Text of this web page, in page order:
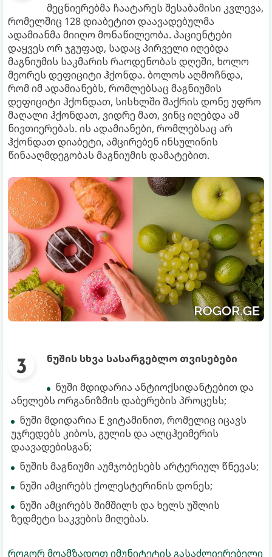
მეცნიერებმა ჩაატარეს შესაბამისი კვლევა,
რომელშიც 128 დიაბეტით დაავადებულმა
ადამიანმა მიიღო მონაწილეობა. პაციენტები
დაყვეს ორ ჯგუფად, სადაც პირველი იღებდა
მაგნიუმის საკმარის რაოდენობას დღეში, ხოლო
მეორეს დეფიციტი ჰქონდა. ბოლოს აღმოჩნდა,
რომ იმ ადამიანებს, რომლებსაც მაგნიუმის
დეფიციტი ჰქონდათ, სისხლში შაქრის დონე უფრო
მაღალი ჰქონდათ, ვიდრე მათ, ვინც იღებდა ამ
ნივთიერებას. ის ადამიანები, რომლებსაც არ
ჰქონდათ დიაბეტი, ამცირებენ ინსულინის
წინააღმდეგობას მაგნიუმის დამატებით.
ნუშის სხვა სასარგებლო თვისებები
ნუში მდიდარია ანტიოქსიდანტებით და
ანელებს ორგანიზმის დაბერების პროცესს;
ნუში მდიდარია E ვიტამინით, რომელიც იცავს
უჯრედებს კიბოს, გულის და ალცჰეიმერის
დაავადებისგან;
ნუშის მაგნიუმი აუმჯობესებს არტერიულ წნევას;
ნუში ამცირებს ქოლესტერინის დონეს;
ნუში ამცირებს შიმშილს და ხელს უშლის
ზედმეტი საკვების მიღებას.
როგორ მოამზადოთ იმუნიტეტის გასაძლიერებელი